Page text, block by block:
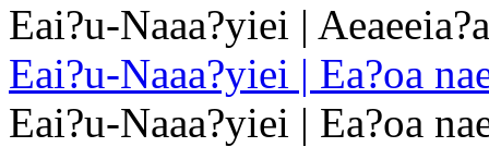
Eai?u-Naaa?yiei |
Eai?u-Naaa?yiei | Ea?oa
Eai?u-Naaa?yiei | Ea?oa